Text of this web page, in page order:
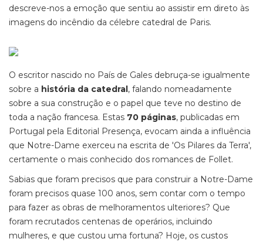
descreve-nos a emoção que sentiu ao assistir em direto às
imagens do incêndio da célebre catedral de Paris.
O escritor nascido no País de Gales debruça-se igualmente
sobre a história da catedral, falando nomeadamente
sobre a sua construção e o papel que teve no destino de
toda a nação francesa. Estas 70 páginas, publicadas em
Portugal pela Editorial Presença, evocam ainda a influência
que Notre-Dame exerceu na escrita de 'Os Pilares da Terra',
certamente o mais conhecido dos romances de Follet.
Sabias que foram precisos que para construir a Notre-Dame
foram precisos quase 100 anos, sem contar com o tempo
para fazer as obras de melhoramentos ulteriores? Que
foram recrutados centenas de operários, incluindo
mulheres, e que custou uma fortuna? Hoje, os custos